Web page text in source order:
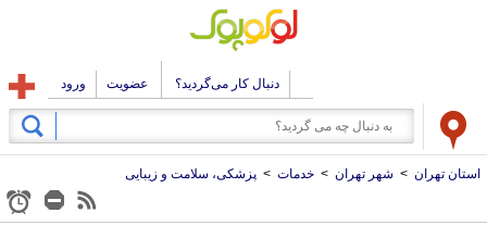
دنبال کار می‌گردید؟ عضویت ورود
استان تهران > شهر تهران > خدمات > پزشکی، سلامت و زیبایی